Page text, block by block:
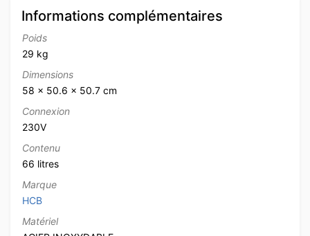
Informations complémentaires
Poids
29 kg
Dimensions
58 × 50.6 × 50.7 cm
Connexion
230V
Contenu
66 litres
Marque
HCB
Matériel